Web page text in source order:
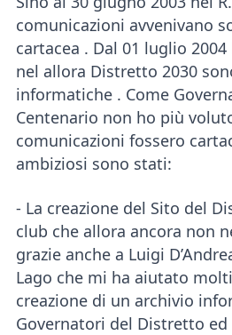
comunicazioni avvenivano
cartacea . Dal 01 luglio
nel allora Distretto 2030
informatiche . Come
Centenario non ho più
comunicazioni fossero
ambiziosi sono stati:
- La creazione del Sito del
club che allora ancora non
grazie anche a Luigi
Lago che mi ha aiutato
creazione di un archivio
Governatori del Distretto